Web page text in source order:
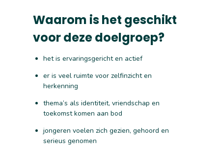
Waarom is het geschikt
voor deze doelgroep?
het is ervaringsgericht en actief
er is veel ruimte voor zelfinzicht en
herkenning
thema’s als identiteit, vriendschap en
toekomst komen aan bod
jongeren voelen zich gezien, gehoord en
serieus genomen